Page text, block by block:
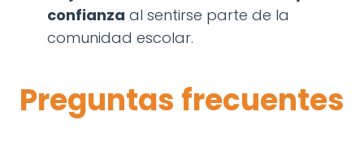
confianza al sentirse parte de la
comunidad escolar.
Preguntas frecuentes